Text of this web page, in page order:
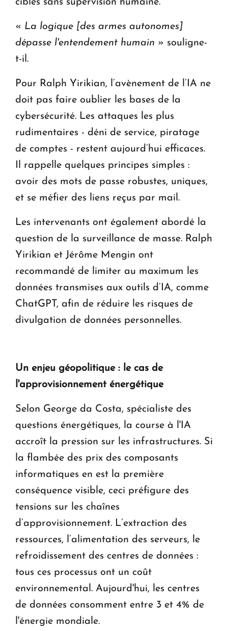
« La logique [des armes autonomes]
dépasse l'entendement humain » souligne-
t-il.
Pour Ralph Yirikian, l’avènement de l’IA ne
doit pas faire oublier les bases de la
cybersécurité. Les attaques les plus
rudimentaires - déni de service, piratage
de comptes - restent aujourd’hui efficaces.
Il rappelle quelques principes simples :
avoir des mots de passe robustes, uniques,
et se méfier des liens reçus par mail.
Les intervenants ont également abordé la
question de la surveillance de masse. Ralph
Yirikian et Jérôme Mengin ont
recommandé de limiter au maximum les
données transmises aux outils d’IA, comme
ChatGPT, afin de réduire les risques de
divulgation de données personnelles.
Un enjeu géopolitique : le cas de
l'approvisionnement énergétique
Selon George da Costa, spécialiste des
questions énergétiques, la course à l'IA
accroît la pression sur les infrastructures. Si
la flambée des prix des composants
informatiques en est la première
conséquence visible, ceci préfigure des
tensions sur les chaînes
d’approvisionnement. L’extraction des
ressources, l’alimentation des serveurs, le
refroidissement des centres de données :
tous ces processus ont un coût
environnemental. Aujourd'hui, les centres
de données consomment entre 3 et 4% de
l'énergie mondiale.